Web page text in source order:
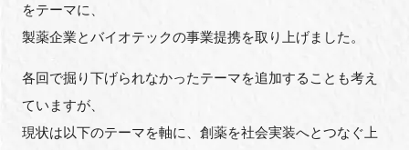
をテーマに、
製薬企業とバイオテックの事業提携を取り上げました。
各回で掘り下げられなかったテーマを追加することも考え
ていますが、
現状は以下のテーマを軸に、創薬を社会実装へとつなぐ上